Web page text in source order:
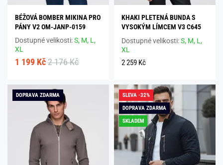
BÉŽOVÁ BOMBER MIKINA PRO
PÁNY V2 OM-JANP-0159
Dostupné velikosti:S, M, L,
XL
1 199 Kč 2 176 Kč
KHAKI PLETENÁ BUNDA S
VYSOKÝM LÍMCEM V3 C645
Dostupné velikosti:S, M, L,
XL
2 259 Kč
DOPRAVA ZDARMA
SLEVA -32%
DOPRAVA ZDARMA
SKLADEM